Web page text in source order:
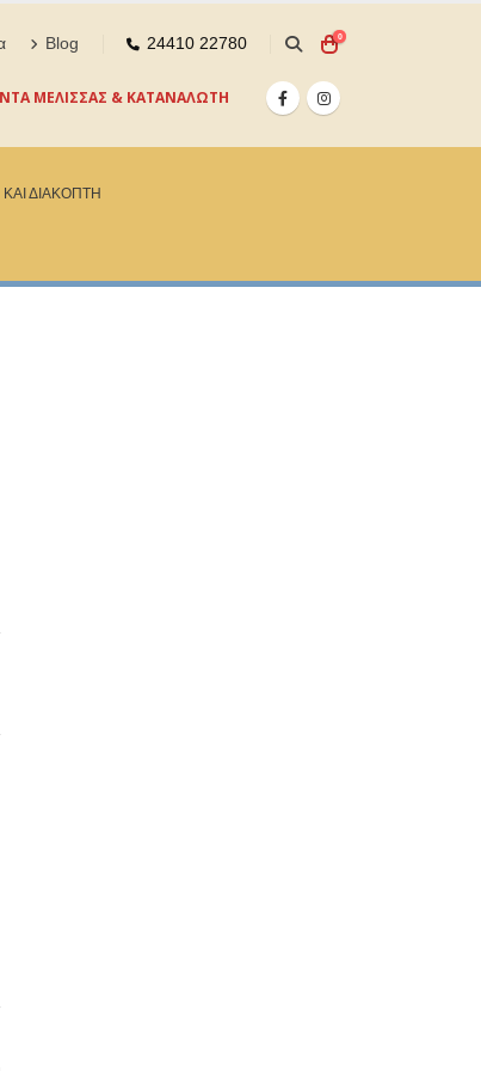
Blog 24410 22780 0
ΜΕΛΙΣΣΑΣ & ΚΑΤΑΝΑΛΩΤΗ
ΔΙΑΚΟΠΤΗ